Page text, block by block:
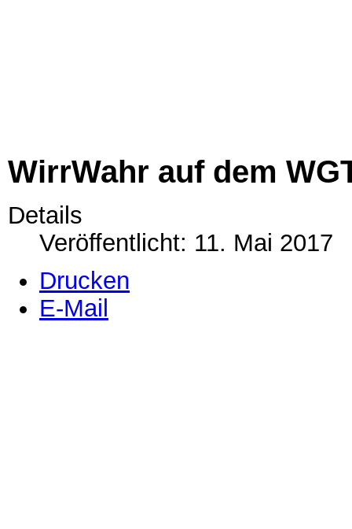
WirrWahr auf dem
Details
Veröffentlicht: 11. Mai 2017
Drucken
E-Mail